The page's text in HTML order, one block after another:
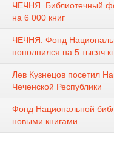
ЧЕЧНЯ. Библиотечный
на 6 000 книг
ЧЕЧНЯ. Фонд
пополнился на 5 тысяч
Лев Кузнецов посетил
Чеченской Республики
Фонд Национальной
новыми книгами